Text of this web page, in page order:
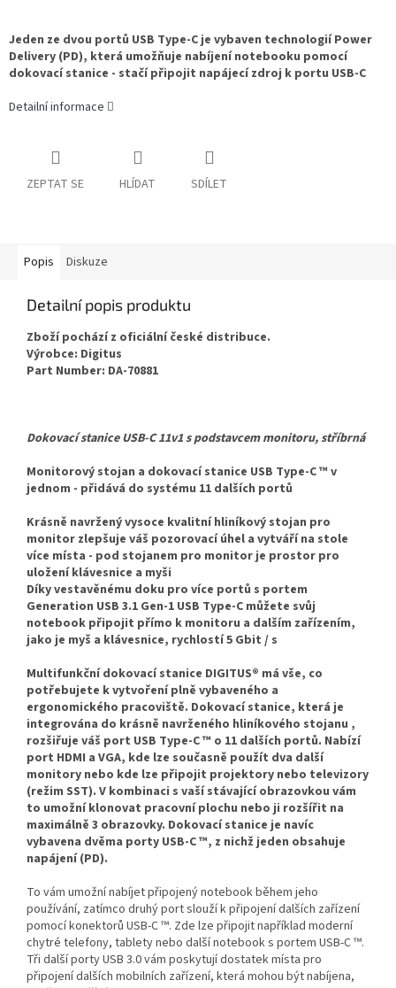
Jeden ze dvou portů USB Type-C je vybaven technologií Power
Delivery (PD), která umožňuje nabíjení notebooku pomocí
dokovací stanice - stačí připojit napájecí zdroj k portu USB-C
Detailní informace
ZEPTAT SE HLÍDAT SDÍLET
Popis Diskuze
Detailní popis produktu
Zboží pochází z oficiální české distribuce.
Výrobce: Digitus
Part Number: DA-70881
Dokovací stanice USB-C 11v1 s podstavcem monitoru, stříbrná
Monitorový stojan a dokovací stanice USB Type-C ™ v
jednom - přidává do systému 11 dalších portů
Krásně navržený vysoce kvalitní hliníkový stojan pro
monitor zlepšuje váš pozorovací úhel a vytváří na stole
více místa - pod stojanem pro monitor je prostor pro
uložení klávesnice a myši
Díky vestavěnému doku pro více portů s portem
Generation USB 3.1 Gen-1 USB Type-C můžete svůj
notebook připojit přímo k monitoru a dalším zařízením,
jako je myš a klávesnice, rychlostí 5 Gbit / s
Multifunkční dokovací stanice DIGITUS® má vše, co
potřebujete k vytvoření plně vybaveného a
ergonomického pracoviště. Dokovací stanice, která je
integrována do krásně navrženého hliníkového stojanu ,
rozšiřuje váš port USB Type-C ™ o 11 dalších portů. Nabízí
port HDMI a VGA, kde lze současně použít dva další
monitory nebo kde lze připojit projektory nebo televizory
(režim SST). V kombinaci s vaší stávající obrazovkou vám
to umožní klonovat pracovní plochu nebo ji rozšířit na
maximálně 3 obrazovky. Dokovací stanice je navíc
vybavena dvěma porty USB-C ™, z nichž jeden obsahuje
napájení (PD).
To vám umožní nabíjet připojený notebook během jeho
používání, zatímco druhý port slouží k připojení dalších zařízení
pomocí konektorů USB-C ™. Zde lze připojit například moderní
chytré telefony, tablety nebo další notebook s portem USB-C ™.
Tři další porty USB 3.0 vám poskytují dostatek místa pro
připojení dalších mobilních zařízení, která mohou být nabíjena,